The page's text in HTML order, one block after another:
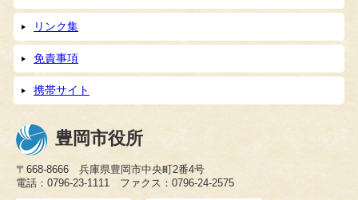
リンク集
免責事項
携帯サイト
豊岡市役所
〒668-8666 兵庫県豊岡市中央町2番4号
電話：0796-23-1111 ファクス：0796-24-2575